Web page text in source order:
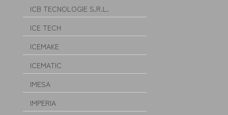
ICB TECNOLOGIE S.R.L.
ICE TECH
ICEMAKE
ICEMATIC
IMESA
IMPERIA